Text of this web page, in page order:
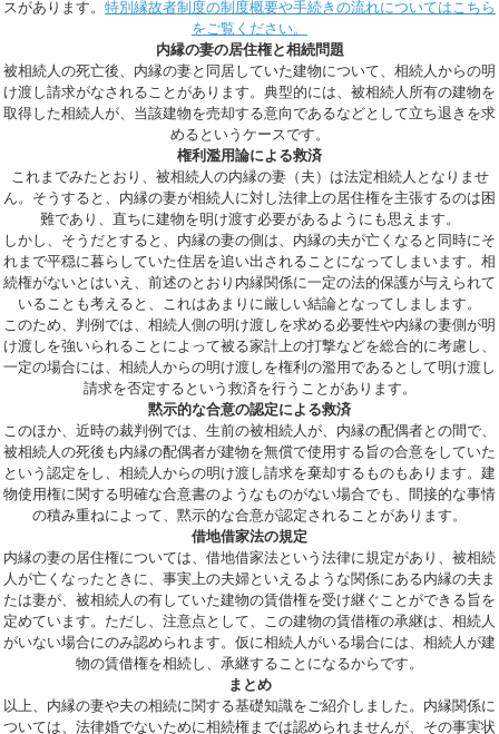
スがあります。 特別縁故者制度の制度概要や手続きの流れについてはこちら
をご覧ください。
内縁の妻の居住権と相続問題
被相続人の死亡後、内縁の妻と同居していた建物について、相続人からの明
け渡し請求がなされることがあります。典型的には、被相続人所有の建物を
取得した相続人が、当該建物を売却する意向であるなどとして立ち退きを求
めるというケースです。
権利濫用論による救済
これまでみたとおり、被相続人の内縁の妻（夫）は法定相続人となりませ
ん。そうすると、内縁の妻が相続人に対し法律上の居住権を主張するのは困
難であり、直ちに建物を明け渡す必要があるようにも思えます。
しかし、そうだとすると、内縁の妻の側は、内縁の夫が亡くなると同時にそ
れまで平穏に暮らしていた住居を追い出されることになってしまいます。相
続権がないとはいえ、前述のとおり内縁関係に一定の法的保護が与えられて
いることも考えると、これはあまりに厳しい結論となってしまします。
このため、判例では、相続人側の明け渡しを求める必要性や内縁の妻側が明
け渡しを強いられることによって被る家計上の打撃などを総合的に考慮し、
一定の場合には、相続人からの明け渡しを権利の濫用であるとして明け渡し
請求を否定するという救済を行うことがあります。
黙示的な合意の認定による救済
このほか、近時の裁判例では、生前の被相続人が、内縁の配偶者との間で、
被相続人の死後も内縁の配偶者が建物を無償で使用する旨の合意をしていた
という認定をし、相続人からの明け渡し請求を棄却するものもあります。建
物使用権に関する明確な合意書のようなものがない場合でも、間接的な事情
の積み重ねによって、黙示的な合意が認定されることがあります。
借地借家法の規定
内縁の妻の居住権については、借地借家法という法律に規定があり、被相続
人が亡くなったときに、事実上の夫婦といえるような関係にある内縁の夫ま
たは妻が、被相続人の有していた建物の賃借権を受け継ぐことができる旨を
定めています。ただし、注意点として、この建物の賃借権の承継は、相続人
がいない場合にのみ認められます。仮に相続人がいる場合には、相続人が建
物の賃借権を相続し、承継することになるからです。
まとめ
以上、内縁の妻や夫の相続に関する基礎知識をご紹介しました。内縁関係に
ついては、法律婚でないために相続権までは認められませんが、その事実状